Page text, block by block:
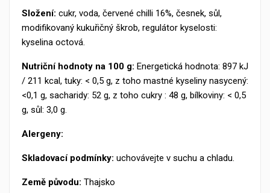
Složení: cukr, voda, červené chilli 16%, česnek, sůl,
modifikovaný kukuřičný škrob, regulátor kyselosti:
kyselina octová.
Nutriční hodnoty na 100 g: Energetická hodnota: 897 kJ
/ 211 kcal, tuky: < 0,5 g, z toho mastné kyseliny nasycený:
<0,1 g, sacharidy: 52 g, z toho cukry : 48 g, bílkoviny: < 0,5
g, sůl: 3,0 g.
Alergeny:
Skladovací podmínky: uchovávejte v suchu a chladu.
Země původu: Thajsko